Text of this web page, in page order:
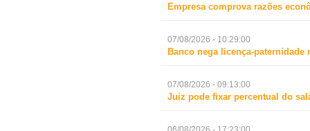
Empresa comprova razões
07/08/2026 - 10:29:00
Banco nega licença-
07/08/2026 - 09:13:00
Juiz pode fixar percentual do